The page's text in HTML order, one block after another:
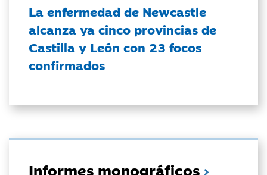
La enfermedad de Newcastle
alcanza ya cinco provincias de
Castilla y León con 23 focos
confirmados
Informes monográficos